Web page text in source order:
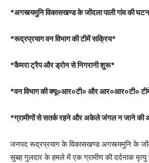
*अगस्त्यमुनि विकासखण्ड के जोंदला पाली गांव की
*रूद्रप्रयाग वन विभाग की टीमें सक्रिय*
*कैमरा ट्रैप और ड्रोन से निगरानी शुरू*
*वन विभाग की क्यू०आर०टी० और आर०आर०टी०
*ग्रामीणों से सतर्क रहने और अकेले जंगल न जाने की
जनपद रूद्रप्रयाग के विकासखण्ड अगस्त्यमुनि के
सुबह गुलदार के हमले में एक ग्रामीण की दर्दनाक मृत्यु